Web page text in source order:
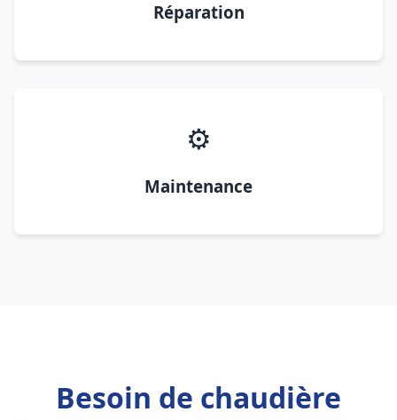
Réparation
⚙️
Maintenance
Besoin de chaudière